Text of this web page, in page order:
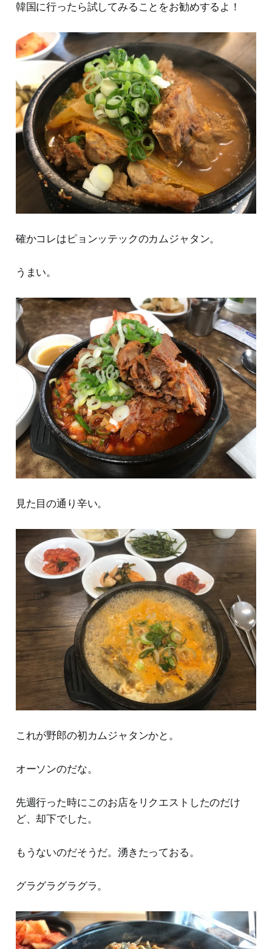
韓国に行ったら試してみることをお勧めするよ！
確かコレはピョンッテックのカムジャタン。
うまい。
見た目の通り辛い。
これが野郎の初カムジャタンかと。
オーソンのだな。
先週行った時にこのお店をリクエストしたのだけ
ど、却下でした。
もうないのだそうだ。湧きたっておる。
グラグラグラグラ。